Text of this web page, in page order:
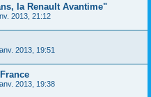
la Renault Avantime"
2013, 21:12
2013, 19:51
2013, 19:38